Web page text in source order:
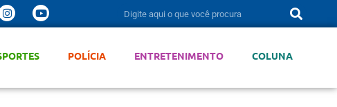
POLÍCIA ENTRETENIMENTO COLUNA